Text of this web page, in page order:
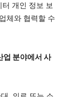
개인 정보 보
체와 협력할 수
업 분야에서 사